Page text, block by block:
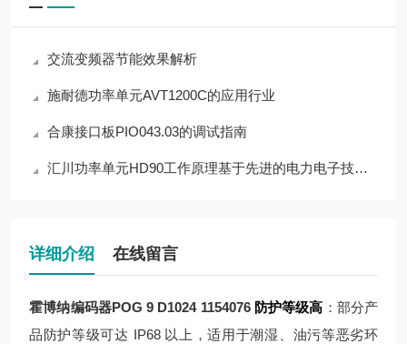
交流变频器节能效果解析
施耐德功率单元AVT1200C的应用行业
合康接口板PIO043.03的调试指南
汇川功率单元HD90工作原理基于先进的电力电子技术和控制策略
详细介绍 在线留言
霍博纳编码器POG 9 D1024 1154076 防护等级高 ：部分产
品防护等级可达 IP68 以上，适用于潮湿、油污等恶劣环